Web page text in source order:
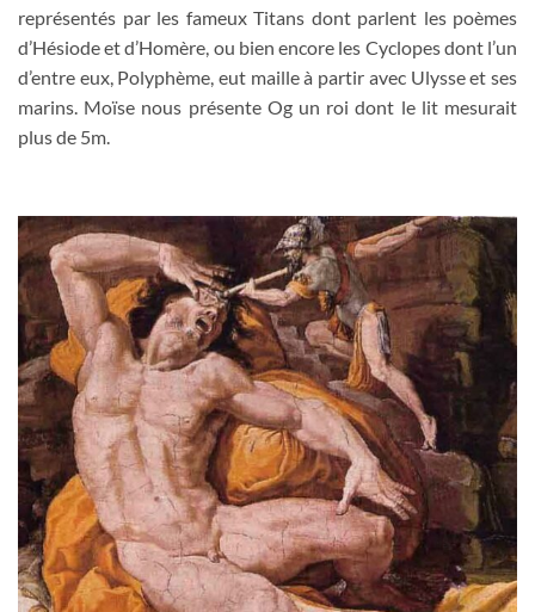
représentés par les fameux Titans dont parlent les poèmes
d’Hésiode et d’Homère, ou bien encore les Cyclopes dont l’un
d’entre eux, Polyphème, eut maille à partir avec Ulysse et ses
marins. Moïse nous présente Og un roi dont le lit mesurait
plus de 5m.